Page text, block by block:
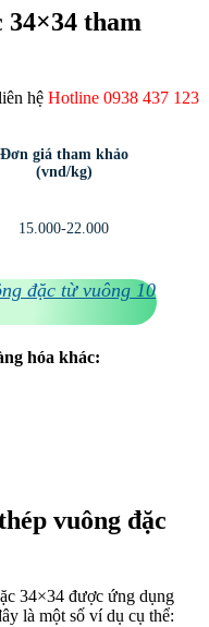
34×34 tham
hệ Hotline 0938 437 123
Đơn giá tham khảo
(vnd/kg)
15.000-22.000
đặc từ vuông 10
hóa khác:
vuông đặc
34×34 được ứng dụng
là một số ví dụ cụ thể: